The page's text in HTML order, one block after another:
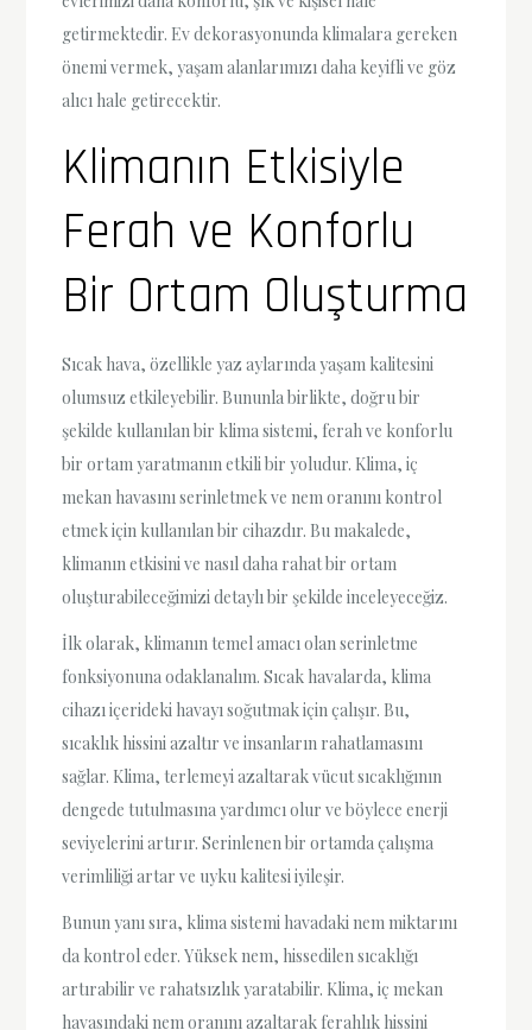
getirmektedir. Ev dekorasyonunda klimalara gereken
önemi vermek, yaşam alanlarımızı daha keyifli ve göz
alıcı hale getirecektir.
Klimanın Etkisiyle
Ferah ve Konforlu
Bir Ortam Oluşturma
Sıcak hava, özellikle yaz aylarında yaşam kalitesini
olumsuz etkileyebilir. Bununla birlikte, doğru bir
şekilde kullanılan bir klima sistemi, ferah ve konforlu
bir ortam yaratmanın etkili bir yoludur. Klima, iç
mekan havasını serinletmek ve nem oranını kontrol
etmek için kullanılan bir cihazdır. Bu makalede,
klimanın etkisini ve nasıl daha rahat bir ortam
oluşturabileceğimizi detaylı bir şekilde inceleyeceğiz.
İlk olarak, klimanın temel amacı olan serinletme
fonksiyonuna odaklanalım. Sıcak havalarda, klima
cihazı içerideki havayı soğutmak için çalışır. Bu,
sıcaklık hissini azaltır ve insanların rahatlamasını
sağlar. Klima, terlemeyi azaltarak vücut sıcaklığının
dengede tutulmasına yardımcı olur ve böylece enerji
seviyelerini artırır. Serinlenen bir ortamda çalışma
verimliliği artar ve uyku kalitesi iyileşir.
Bunun yanı sıra, klima sistemi havadaki nem miktarını
da kontrol eder. Yüksek nem, hissedilen sıcaklığı
artırabilir ve rahatsızlık yaratabilir. Klima, iç mekan
havasındaki nem oranını azaltarak ferahlık hissini